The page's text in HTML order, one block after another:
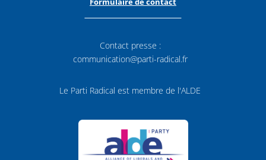
Contact presse :
communication@parti-radical.fr
Le Parti Radical est membre de l'ALDE